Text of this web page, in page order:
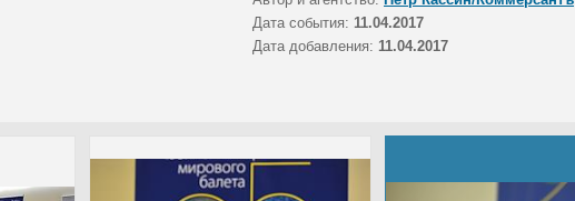
Дата события: 11.04.2017
Дата добавления: 11.04.2017